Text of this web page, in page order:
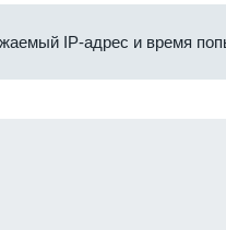
IP-адрес и время